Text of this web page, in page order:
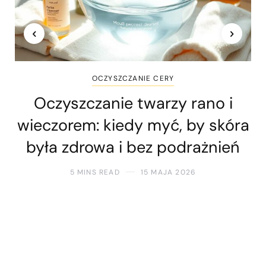
OCZYSZCZANIE CERY
Oczyszczanie twarzy rano i
wieczorem: kiedy myć, by skóra
była zdrowa i bez podrażnień
5 MINS READ 15 MAJA 2026